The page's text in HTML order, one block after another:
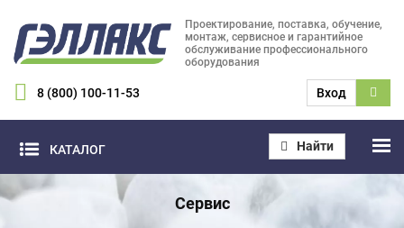
Проектирование, поставка, обучение,
монтаж, сервисное и гарантийное
обслуживание профессионального
оборудования
8 (800) 100-11-53 Вход
КАТАЛОГ Найти
Сервис